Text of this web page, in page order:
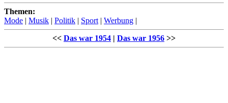
Themen:
Mode | Musik | Politik | Sport | Werbung |
<< Das war 1954 | Das war 1956 >>